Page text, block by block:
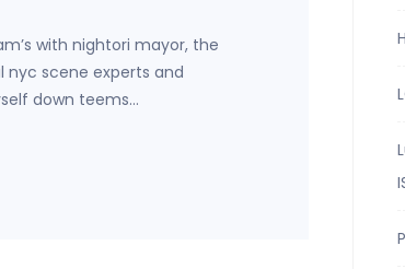
with nightori mayor, the
nyc scene experts and
down teems…